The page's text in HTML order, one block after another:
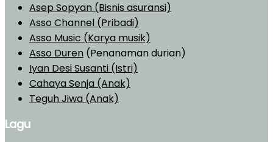
Asep Sopyan (Bisnis asuransi)
Asso Channel (Pribadi)
Asso Music (Karya musik)
Asso Duren (Penanaman durian)
Iyan Desi Susanti (Istri)
Cahaya Senja (Anak)
Teguh Jiwa (Anak)
Lagu